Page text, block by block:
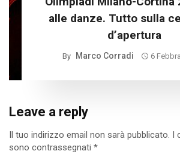
alle danze. Tutto sulla
d’apertura
By Marco Corradi 6
Leave a reply
Il tuo indirizzo email non sarà pubblicato. I
sono contrassegnati *